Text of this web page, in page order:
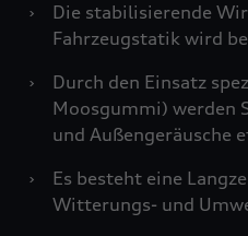
›
Die stabilisierende
Fahrzeugstatik wird
›
Durch den Einsatz
Moosgummi) werden
und Außengeräusche
›
Es besteht eine
Witterungs- und